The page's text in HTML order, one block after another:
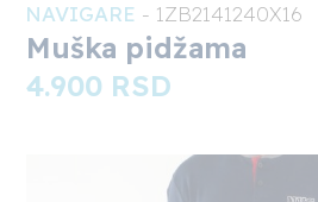
1
NAVIGARE - 1ZB2141240X16
Muška pidžama
4.900 RSD